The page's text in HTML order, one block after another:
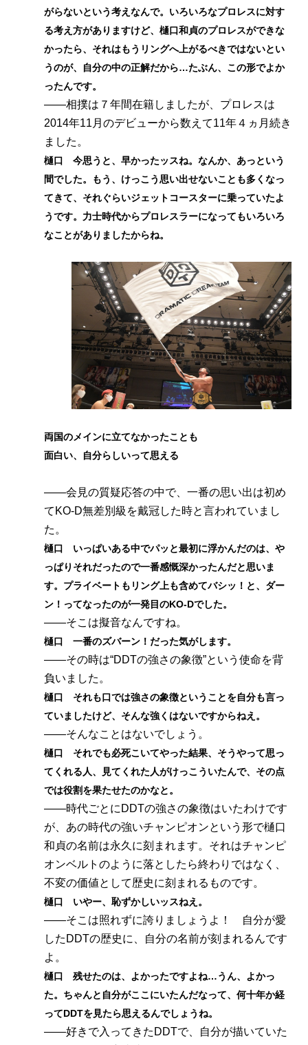
がらないという考えなんで。いろいろなプロレスに対す
る考え方がありますけど、樋口和貞のプロレスができな
かったら、それはもうリングへ上がるべきではないとい
うのが、自分の中の正解だから…たぶん、この形でよか
ったんです。
――相撲は７年間在籍しましたが、プロレスは
2014年11月のデビューから数えて11年４ヵ月続き
ました。
樋口 今思うと、早かったッスね。なんか、あっという
間でした。もう、けっこう思い出せないことも多くなっ
てきて、それぐらいジェットコースターに乗っていたよ
うです。力士時代からプロレスラーになってもいろいろ
なことがありましたからね。
両国のメインに立てなかったことも
面白い、自分らしいって思える
――会見の質疑応答の中で、一番の思い出は初め
てKO-D無差別級を戴冠した時と言われていまし
た。
樋口 いっぱいある中でパッと最初に浮かんだのは、や
っぱりそれだったので一番感慨深かったんだと思いま
す。プライベートもリング上も含めてバシッ！と、ダー
ン！ってなったのが一発目のKO-Dでした。
――そこは擬音なんですね。
樋口 一番のズバーン！だった気がします。
――その時は“DDTの強さの象徴”という使命を背
負いました。
樋口 それも口では強さの象徴ということを自分も言っ
ていましたけど、そんな強くはないですからねえ。
――そんなことはないでしょう。
樋口 それでも必死こいてやった結果、そうやって思っ
てくれる人、見てくれた人がけっこういたんで、その点
では役割を果たせたのかなと。
――時代ごとにDDTの強さの象徴はいたわけです
が、あの時代の強いチャンピオンという形で樋口
和貞の名前は永久に刻まれます。それはチャンピ
オンベルトのように落としたら終わりではなく、
不変の価値として歴史に刻まれるものです。
樋口 いやー、恥ずかしいッスねえ。
――そこは照れずに誇りましょうよ！ 自分が愛
したDDTの歴史に、自分の名前が刻まれるんです
よ。
樋口 残せたのは、よかったですよね…うん、よかっ
た。ちゃんと自分がここにいたんだなって、何十年か経
ってDDTを見たら思えるんでしょうね。
――好きで入ってきたDDTで、自分が描いていた